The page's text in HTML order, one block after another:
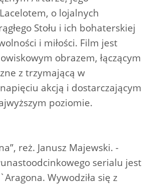
o lojalnych
Stołu i ich bohaterskiej
i miłości. Film jest
obrazem, łączącym
z trzymającą w
akcją i dostarczającym
poziomie.
reż. Janusz Majewski. -
serialu jest
Wywodziła się z